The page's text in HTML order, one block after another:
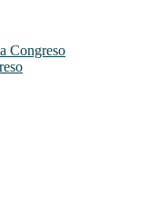
Congreso